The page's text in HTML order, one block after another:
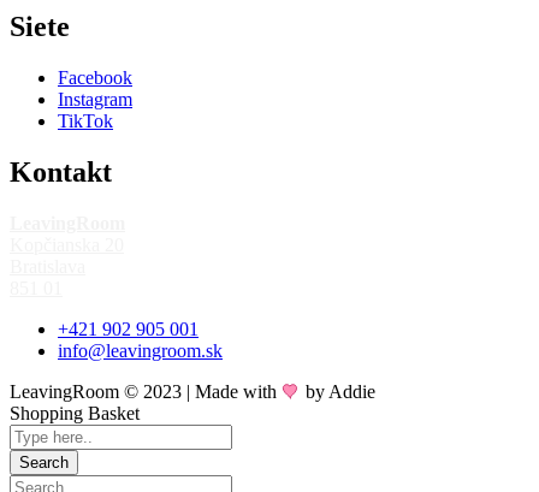
Siete
Facebook
Instagram
TikTok
Kontakt
+421 902 905 001
info@leavingroom.sk
LeavingRoom © 2023 | Made with
by Addie
Shopping Basket